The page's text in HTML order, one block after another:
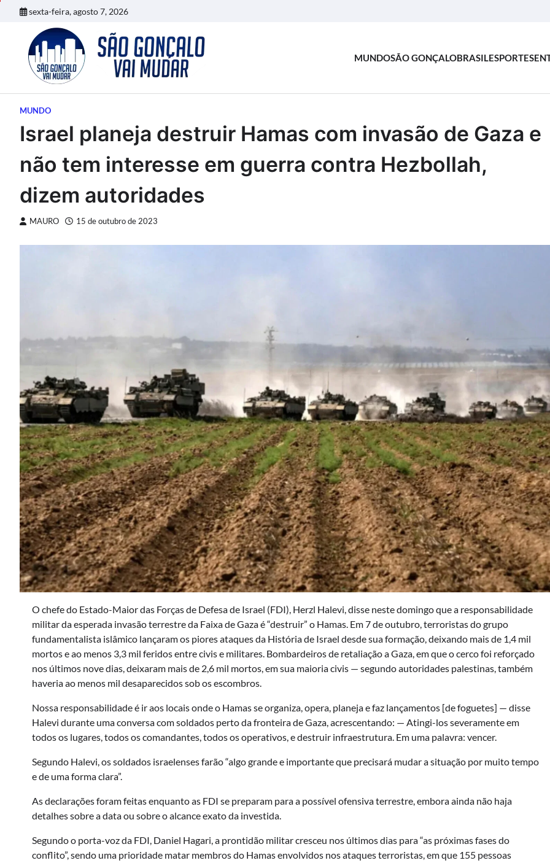
sexta-feira, agosto 7, 2026
MUNDOSÃO GONÇALOBRASILESPORTES
MUNDO
Israel planeja destruir Hamas com invasão de Gaza e
não tem interesse em guerra contra Hezbollah,
dizem autoridades
MAURO 15 de outubro de 2023
O chefe do Estado-Maior das Forças de Defesa de Israel (FDI), Herzl Halevi, disse neste domingo que a responsabilidade
militar da esperada invasão terrestre da Faixa de Gaza é “destruir” o Hamas. Em 7 de outubro, terroristas do grupo
fundamentalista islâmico lançaram os piores ataques da História de Israel desde sua formação, deixando mais de 1,4 mil
mortos e ao menos 3,3 mil feridos entre civis e militares. Bombardeiros de retaliação a Gaza, em que o cerco foi reforçado
nos últimos nove dias, deixaram mais de 2,6 mil mortos, em sua maioria civis — segundo autoridades palestinas, também
haveria ao menos mil desaparecidos sob os escombros.
Nossa responsabilidade é ir aos locais onde o Hamas se organiza, opera, planeja e faz lançamentos [de foguetes] — disse
Halevi durante uma conversa com soldados perto da fronteira de Gaza, acrescentando: — Atingi-los severamente em
todos os lugares, todos os comandantes, todos os operativos, e destruir infraestrutura. Em uma palavra: vencer.
Segundo Halevi, os soldados israelenses farão “algo grande e importante que precisará mudar a situação por muito tempo
e de uma forma clara”.
As declarações foram feitas enquanto as FDI se preparam para a possível ofensiva terrestre, embora ainda não haja
detalhes sobre a data ou sobre o alcance exato da investida.
Segundo o porta-voz da FDI, Daniel Hagari, a prontidão militar cresceu nos últimos dias para “as próximas fases do
conflito”, sendo uma prioridade matar membros do Hamas envolvidos nos ataques terroristas, em que 155 pessoas